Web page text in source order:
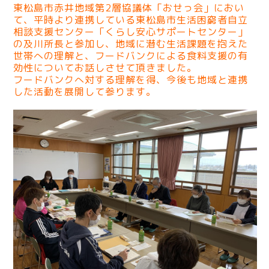
東松島市赤井地域第2層協議体「おせっ会」におい
て、平時より連携している東松島市生活困窮者自立
相談支援センター「くらし安心サポートセンター」
の及川所長と参加し、地域に潜む生活課題を抱えた
世帯への理解と、フードバンクによる食料支援の有
効性についてお話しさせて頂きました。
フードバンクへ対する理解を得、今後も地域と連携
した活動を展開して参ります。